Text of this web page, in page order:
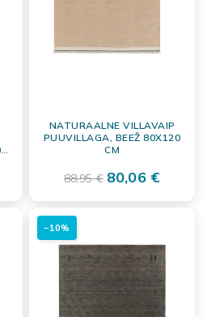
NATURAALNE VILLAVAIP
PUUVILLAGA, BEEŽ 80X120
CM
88,95 € 80,06 €
−10%